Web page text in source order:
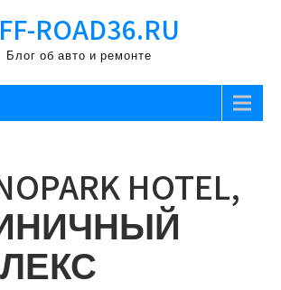
ROAD36.RU
Блог об авто и ремонте
HOTEL,